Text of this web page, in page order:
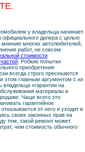
у владельца начинает
официального дилера с целью
многих автолюбителей,
работ, не совсем
стоимости
. Робкие попытки
приобретения
всегда строго пресекаются
этом главным аргументом с их
«гарантии на
материалы и
Чаще всего это
гарантийное
от него и уходит в
своих законных прав на
тем, такой ремонт может
чем стоимость обычного